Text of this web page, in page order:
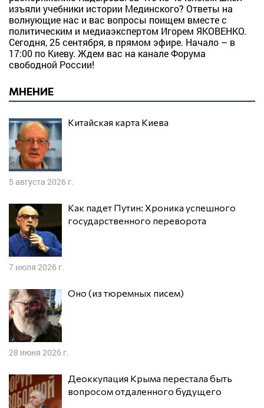
изъяли учебники истории Мединского? Ответы на
волнующие нас и вас вопросы поищем вместе с
политическим и медиаэкспертом Игорем ЯКОВЕНКО.
Сегодня, 25 сентября, в прямом эфире. Начало – в
17:00 по Киеву. Ждем вас на канале Форума
свободной России!
МНЕНИЕ
Китайская карта Киева
5 августа 2026 г.
Как падет Путин: Хроника успешного
государственного переворота
7 июля 2026 г.
Оно (из тюремных писем)
28 июня 2026 г.
Деоккупация Крыма перестала быть
вопросом отдаленного будущего